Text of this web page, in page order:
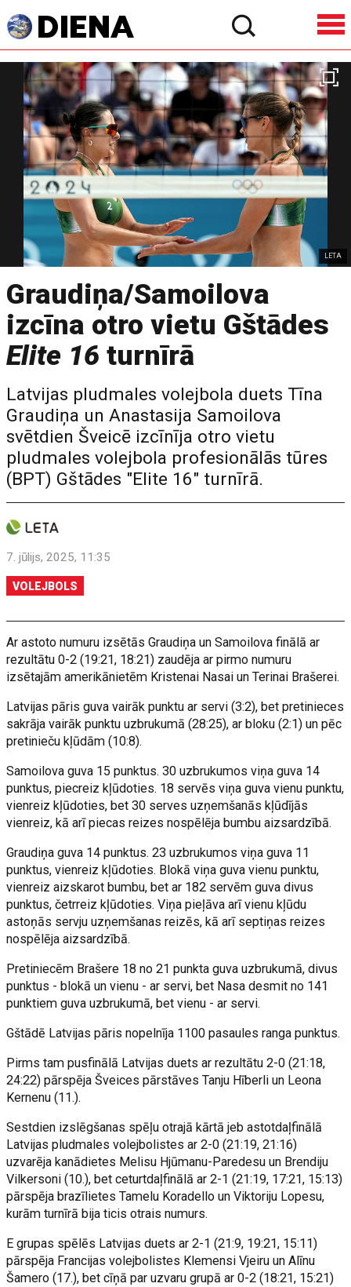
LETA
Graudiņa/Samoilova
izcīna otro vietu Gštādes
Elite 16 turnīrā
Latvijas pludmales volejbola duets Tīna
Graudiņa un Anastasija Samoilova
svētdien Šveicē izcīnīja otro vietu
pludmales volejbola profesionālās tūres
(BPT) Gštādes "Elite 16" turnīrā.
7. jūlijs, 2025, 11:35
VOLEJBOLS
Ar astoto numuru izsētās Graudiņa un Samoilova finālā ar
rezultātu 0-2 (19:21, 18:21) zaudēja ar pirmo numuru
izsētajām amerikānietēm Kristenai Nasai un Terinai Brašerei.
Latvijas pāris guva vairāk punktu ar servi (3:2), bet pretinieces
sakrāja vairāk punktu uzbrukumā (28:25), ar bloku (2:1) un pēc
pretinieču kļūdām (10:8).
Samoilova guva 15 punktus. 30 uzbrukumos viņa guva 14
punktus, piecreiz kļūdoties. 18 servēs viņa guva vienu punktu,
vienreiz kļūdoties, bet 30 serves uzņemšanās kļūdījās
vienreiz, kā arī piecas reizes nospēlēja bumbu aizsardzībā.
Graudiņa guva 14 punktus. 23 uzbrukumos viņa guva 11
punktus, vienreiz kļūdoties. Blokā viņa guva vienu punktu,
vienreiz aizskarot bumbu, bet ar 182 servēm guva divus
punktus, četrreiz kļūdoties. Viņa pieļāva arī vienu kļūdu
astoņās servju uzņemšanas reizēs, kā arī septiņas reizes
nospēlēja aizsardzībā.
Pretiniecēm Brašere 18 no 21 punkta guva uzbrukumā, divus
punktus - blokā un vienu - ar servi, bet Nasa desmit no 141
punktiem guva uzbrukumā, bet vienu - ar servi.
Gštādē Latvijas pāris nopelnīja 1100 pasaules ranga punktus.
Pirms tam pusfinālā Latvijas duets ar rezultātu 2-0 (21:18,
24:22) pārspēja Šveices pārstāves Tanju Hīberli un Leona
Kernenu (11.).
Sestdien izslēgšanas spēļu otrajā kārtā jeb astotdaļfinālā
Latvijas pludmales volejbolistes ar 2-0 (21:19, 21:16)
uzvarēja kanādietes Melisu Hjūmanu-Paredesu un Brendiju
Vilkersoni (10.), bet ceturtdaļfinālā ar 2-1 (21:19, 17:21, 15:13)
pārspēja brazīlietes Tamelu Koradello un Viktoriju Lopesu,
kurām turnīrā bija ticis otrais numurs.
E grupas spēlēs Latvijas duets ar 2-1 (21:9, 19:21, 15:11)
pārspēja Francijas volejbolistes Klemensi Vjeiru un Alīnu
Šamero (17.), bet cīņā par uzvaru grupā ar 0-2 (18:21, 15:21)